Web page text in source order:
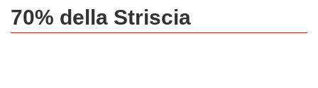
70% della Striscia